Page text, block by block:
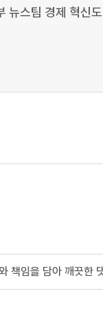
뉴스팀 경제 혁신
책임을 담아 깨끗한